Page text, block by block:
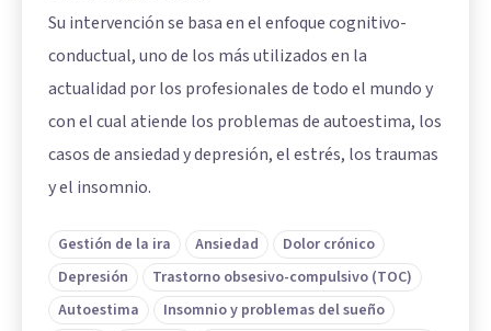
Su intervención se basa en el enfoque cognitivo-
conductual, uno de los más utilizados en la
actualidad por los profesionales de todo el mundo y
con el cual atiende los problemas de autoestima, los
casos de ansiedad y depresión, el estrés, los traumas
y el insomnio.
Gestión de la ira Ansiedad
Dolor crónico
Depresión
Trastorno obsesivo-compulsivo (TOC)
Autoestima
Insomnio y problemas del sueño